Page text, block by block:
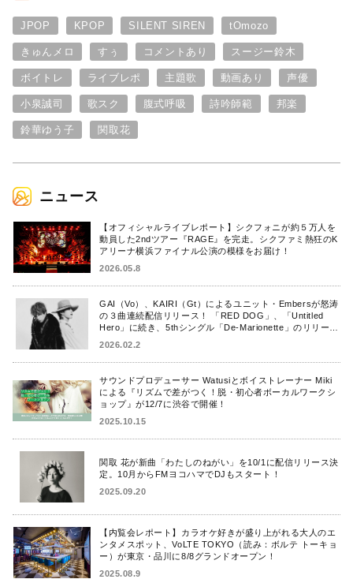
JPOP KPOP SILENT SIREN tOmozo
きゅんメロ すぅ コメントあり スージー鈴木
ボイトレ ライブレポ 主題歌 動画あり 声優
小泉誠司 歌スク 腹式呼吸 詩吟師範 邦楽
鈴華ゆう子 関取花
ニュース
【オフィシャルライブレポート】シクフォニが約５万人を
動員した2ndツアー『RAGE』を完走。シクファミ熱狂のK
アリーナ横浜ファイナル公演の模様をお届け！
2026.05.8
GAI（Vo）、KAIRI（Gt）によるユニット・Embersが怒涛
の３曲連続配信リリース！ 「RED DOG」、「Untitled
Hero」に続き、5thシングル「De-Marionette」のリリース
2026.02.2
サウンドプロデューサー Watusiとボイストレーナー Miki
による『リズムで差がつく！脱・初心者ボーカルワークシ
ョップ』が12/7に渋谷で開催！
2025.10.15
関取 花が新曲「わたしのねがい」を10/1に配信リリース決
定。10月からFMヨコハマでDJもスタート！
2025.09.20
【内覧会レポート】カラオケ好きが盛り上がれる大人のエ
ンタメスポット、VoLTE TOKYO（読み：ボルテ トーキョ
ー）が東京・品川に8/8グランドオープン！
2025.08.9